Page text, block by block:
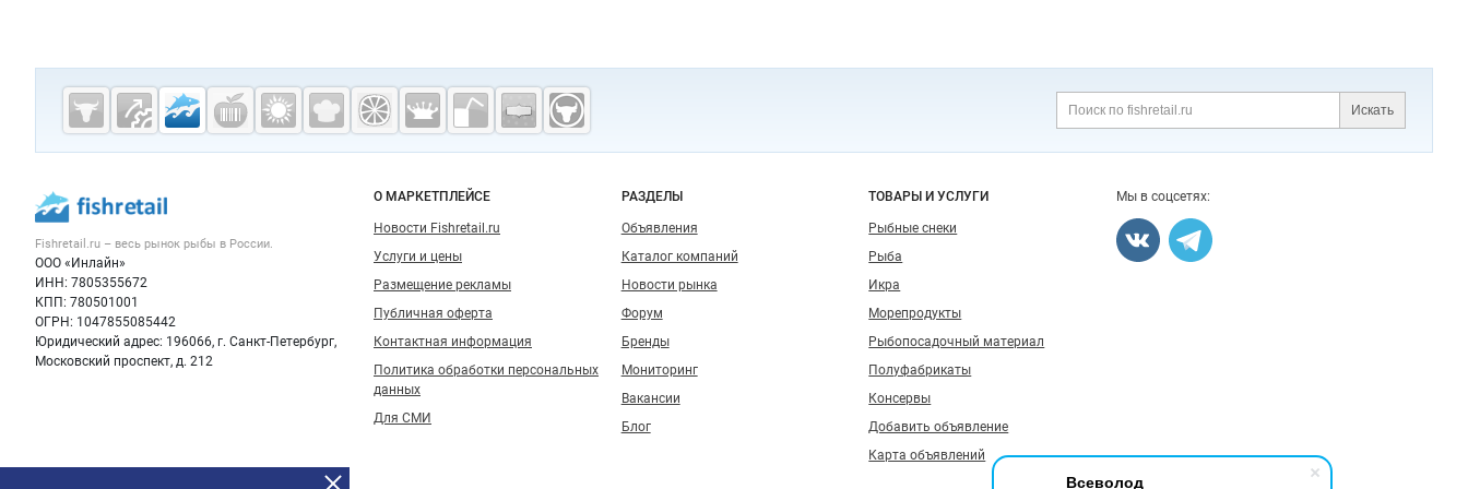
Всеволод
Дополнительная информация
Искать
Cсылки на полезные проекты
Fishretail.ru —
рыба,
Важные разделы и контакты
Fishretail.ru – весь рынок рыбы в России.
ООО «Инлайн»
ИНН: 7805355672
КПП: 780501001
ОГРН: 1047855085442
Юридический адрес: 196066, г. Санкт-Петербург,
Московский проспект, д. 212
Навигация по сайту
О МАРКЕТПЛЕЙСЕ
Новости Fishretail.ru
Услуги и цены
Размещение рекламы
Публичная оферта
Контактная информация
Политика обработки персональных
данных
Для СМИ
РАЗДЕЛЫ
Объявления
Каталог компаний
Новости рынка
Форум
Бренды
Мониторинг
Вакансии
Блог
ТОВАРЫ И УСЛУГИ
Рыбные снеки
Рыба
Икра
Морепродукты
Рыбопосадочный материал
Полуфабрикаты
Консервы
Добавить объявление
Карта объявлений
Мы в соцсетях: